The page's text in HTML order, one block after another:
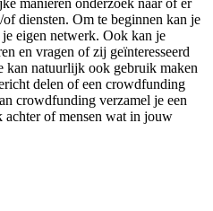
manieren onderzoek naar of er
diensten. Om te beginnen kan je
eigen netwerk. Ook kan je
en vragen of zij geïnteresseerd
kan natuurlijk ook gebruik maken
delen of een crowdfunding
crowdfunding verzamel je een
achter of mensen wat in jouw